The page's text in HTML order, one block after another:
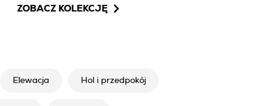
ZOBACZ KOLEKCJĘ
Elewacja Hol i przedpokój